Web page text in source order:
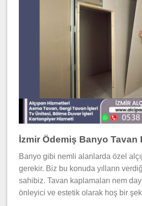
İzmir Ödemiş Banyo Tavan
Banyo gibi nemli alanlarda özel
gerekir. Biz bu konuda yılların
sahibiz. Tavan kaplamaları nem
önleyici ve estetik olarak hoş bir